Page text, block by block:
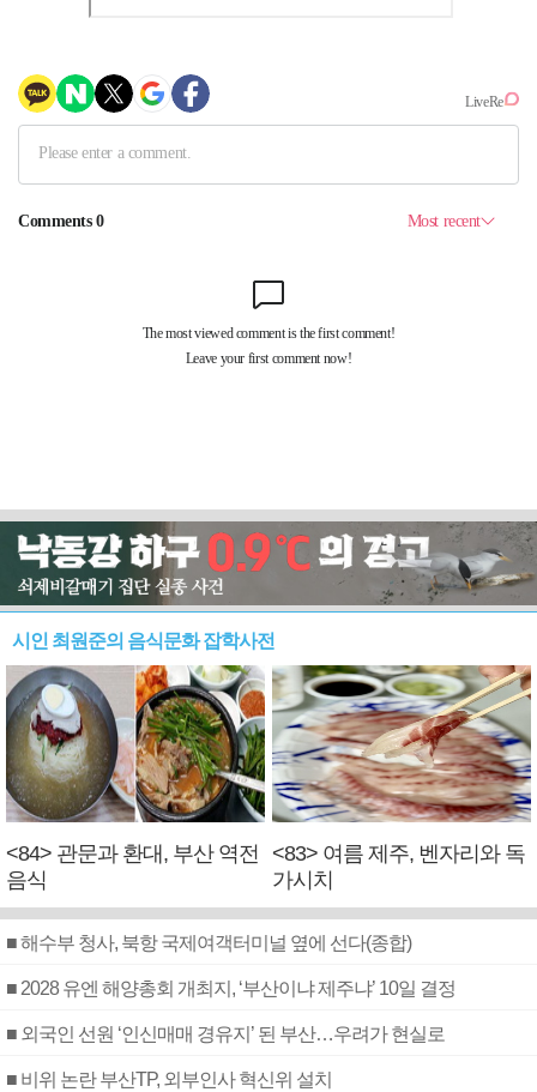
시인 최원준의 음식문화 잡학사전
<84> 관문과 환대, 부산 역전
음식
<83> 여름 제주, 벤자리와 독
가시치
■ 해수부 청사, 북항 국제여객터미널 옆에 선다(종합)
■ 2028 유엔 해양총회 개최지, ‘부산이냐 제주냐’ 10일 결정
■ 외국인 선원 ‘인신매매 경유지’ 된 부산…우려가 현실로
■ 비위 논란 부산TP, 외부인사 혁신위 설치